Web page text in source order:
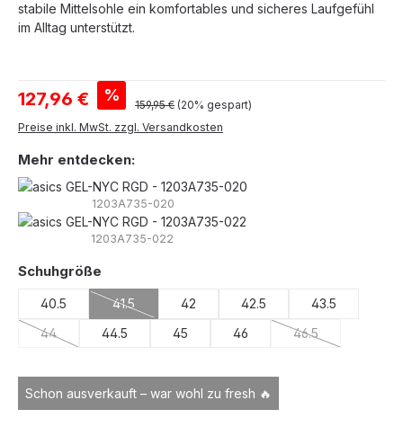
stabile Mittelsohle ein komfortables und sicheres Laufgefühl
im Alltag unterstützt.
Verkaufspreis:
127,96 € % Regulärer Preis:
159,95 € (20% gespart)
Preise inkl. MwSt. zzgl. Versandkosten
Schon ausverkauft – war wohl zu fresh 🔥
Mehr entdecken:
1203A735-020
1203A735-022
Schuhgröße
40.5 41.5
(Diese Option ist zurzeit nicht verfügbar.)
42 42.5
43.5
44
(Diese Option ist zurzeit nicht verfügbar.)
44.5 45 46 46.5
(Diese Option ist